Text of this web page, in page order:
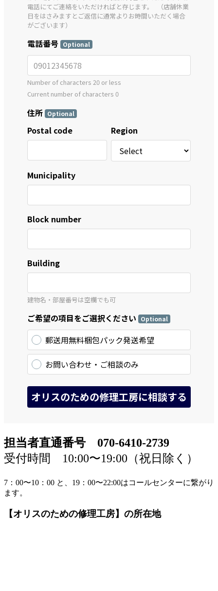
担当者直通番号 070-6410-2739
受付時間 10:00〜19:00（祝日除く）
7：00〜10：00 と、19：00〜22:00はコールセンターに繋がり
ます。
【オリスのための修理工房】の所在地